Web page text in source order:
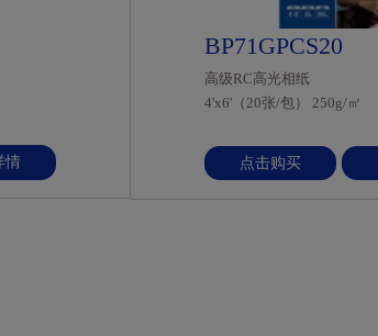
情
BP71GPCS20
高级RC高光相纸
4'x6'（20张/包） 250g/㎡
点击购买